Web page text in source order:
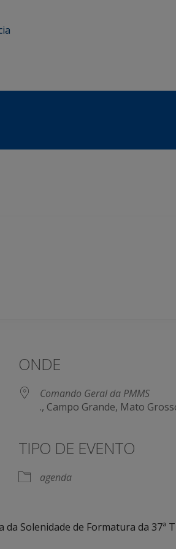
ONDE
Comando Geral da PMMS
., Campo Grande, Mato
TIPO DE EVENTO
agenda
Solenidade de Formatura da 37ª